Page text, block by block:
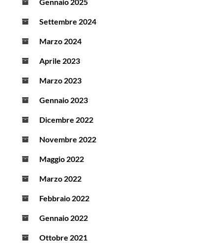
Settembre 2024
Marzo 2024
Aprile 2023
Marzo 2023
Gennaio 2023
Dicembre 2022
Novembre 2022
Maggio 2022
Marzo 2022
Febbraio 2022
Gennaio 2022
Ottobre 2021